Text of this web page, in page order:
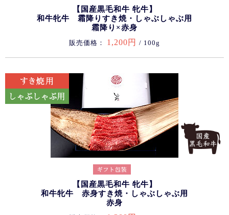
【国産黒毛和牛 牝牛】
和牛牝牛 霜降りすき焼・しゃぶしゃぶ用
霜降り×赤身
販売価格： 1,200円 / 100g
【国産黒毛和牛 牝牛】
和牛牝牛 赤身すき焼・しゃぶしゃぶ用
赤身